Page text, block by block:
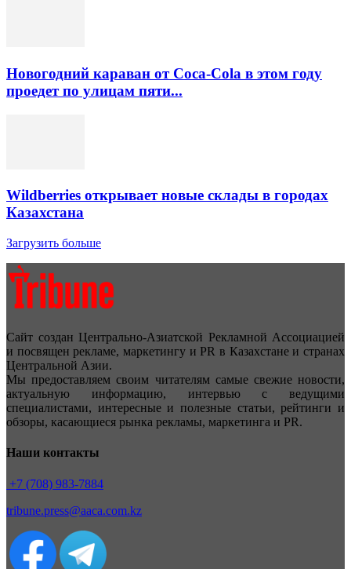
Новогодний караван от Coca-Cola в этом году
проедет по улицам пяти...
Wildberries открывает новые склады в городах
Казахстана
Загрузить больше
Сайт создан Центрально-Азиатской Рекламной Ассоциацией
и посвящен рекламе, маркетингу и PR в Казахстане и странах
Центральной Азии.
Мы предоставляем своим читателям самые свежие новости,
актуальную информацию, интервью с ведущими
специалистами, интересные и полезные статьи, рейтинги и
обзоры, касающиеся рынка рекламы, маркетинга и PR.
Наши контакты
+7 (708) 983-7884
tribune.press@aaca.com.kz